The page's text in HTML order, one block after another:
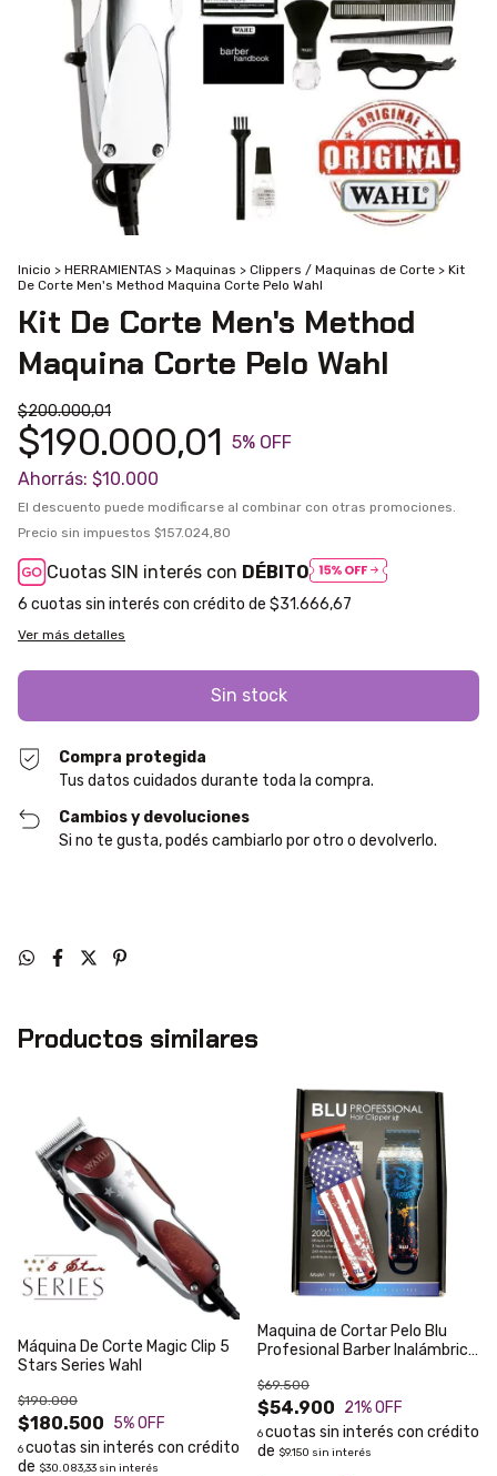
Inicio > HERRAMIENTAS > Maquinas > Clippers / Maquinas de Corte > Kit
De Corte Men's Method Maquina Corte Pelo Wahl
Kit De Corte Men's Method
Maquina Corte Pelo Wahl
$200.000,01
$190.000,01 5% OFF
Ahorrás: $10.000
El descuento puede modificarse al combinar con otras promociones.
Precio sin impuestos $157.024,80
Cuotas SIN interés con DÉBITO
6 $31.666,67
Ver más detalles
Compra protegida
Tus datos cuidados durante toda la compra.
Cambios y devoluciones
Si no te gusta, podés cambiarlo por otro o devolverlo.
Productos similares
Máquina De Corte Magic Clip 5
Stars Series Wahl
$180.500
$190.000
5% OFF
6
$30.083,33 sin interés
Maquina de Cortar Pelo Blu
Profesional Barber Inalámbrica
$54.900
$69.500
21% OFF
6
$9.150 sin interés